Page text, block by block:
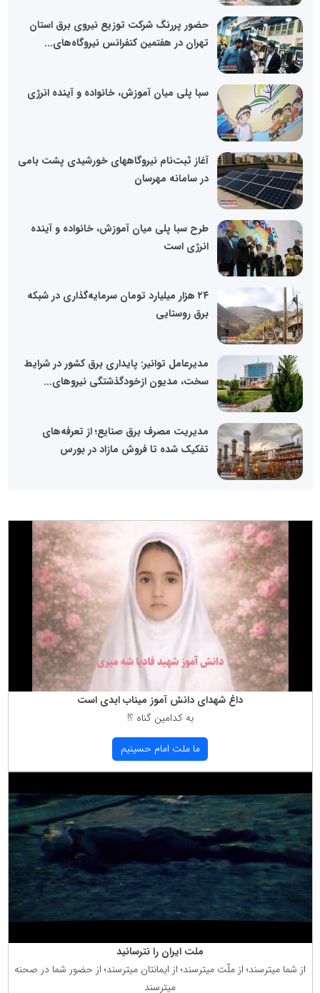
حضور پررنگ شرکت توزیع نیروی برق استان
تهران در هفتمین کنفرانس نیروگاه‌های...
سبا پلی میان آموزش، خانواده و آینده انرژی
آغاز ثبت‌نام نیروگاههای خورشیدی پشت بامی
در سامانه مهرسان
طرح سبا پلی میان آموزش، خانواده و آینده
انرژی است
۲۴ هزار میلیارد تومان سرمایه‌گذاری در شبکه
برق روستایی
مدیرعامل توانیر: پایداری برق کشور در شرایط
سخت، مدیون ازخودگذشتگی نیروهای...
مدیریت مصرف برق صنایع؛ از تعرفه‌های
تفکیک‌ شده تا فروش مازاد در بورس
داغ شهدای دانش آموز میناب ابدی است
به كدامین گناه ؟!
ما ملت امام حسینیم
ملت ایران را نترسانید
از شما میترسند؛ از ملّت میترسند؛ از ایمانتان میترسند؛ از حضور شما در صحنه
میترسند